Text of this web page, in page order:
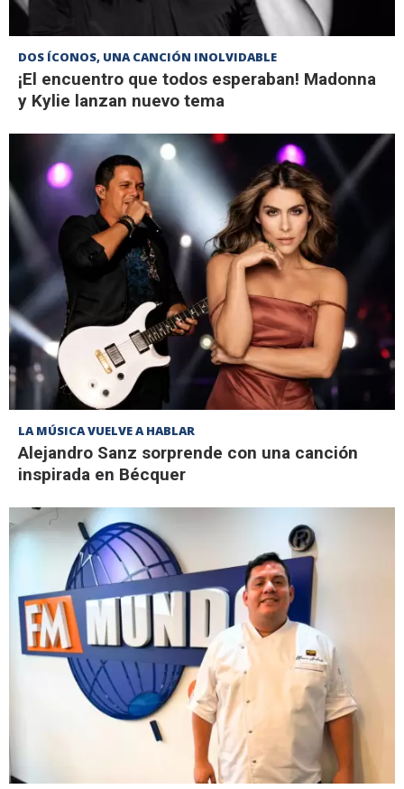
DOS ÍCONOS, UNA CANCIÓN INOLVIDABLE
¡El encuentro que todos esperaban! Madonna
y Kylie lanzan nuevo tema
LA MÚSICA VUELVE A HABLAR
Alejandro Sanz sorprende con una canción
inspirada en Bécquer